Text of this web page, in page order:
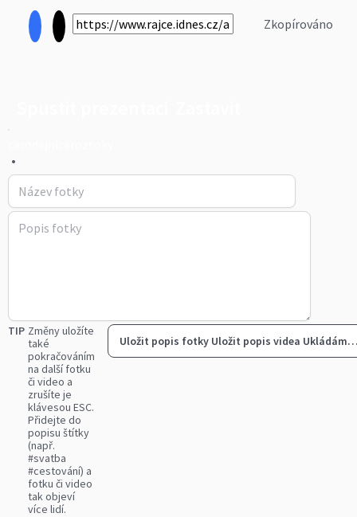
Zkopírováno
•
TIP Změny uložíte
také
pokračováním
na další fotku
či video a
zrušíte je
klávesou ESC.
Přidejte do
popisu štítky
(např.
#svatba
#cestování) a
fotku či video
tak objeví
více lidí.
Uložit popis fotky Uložit popis videa